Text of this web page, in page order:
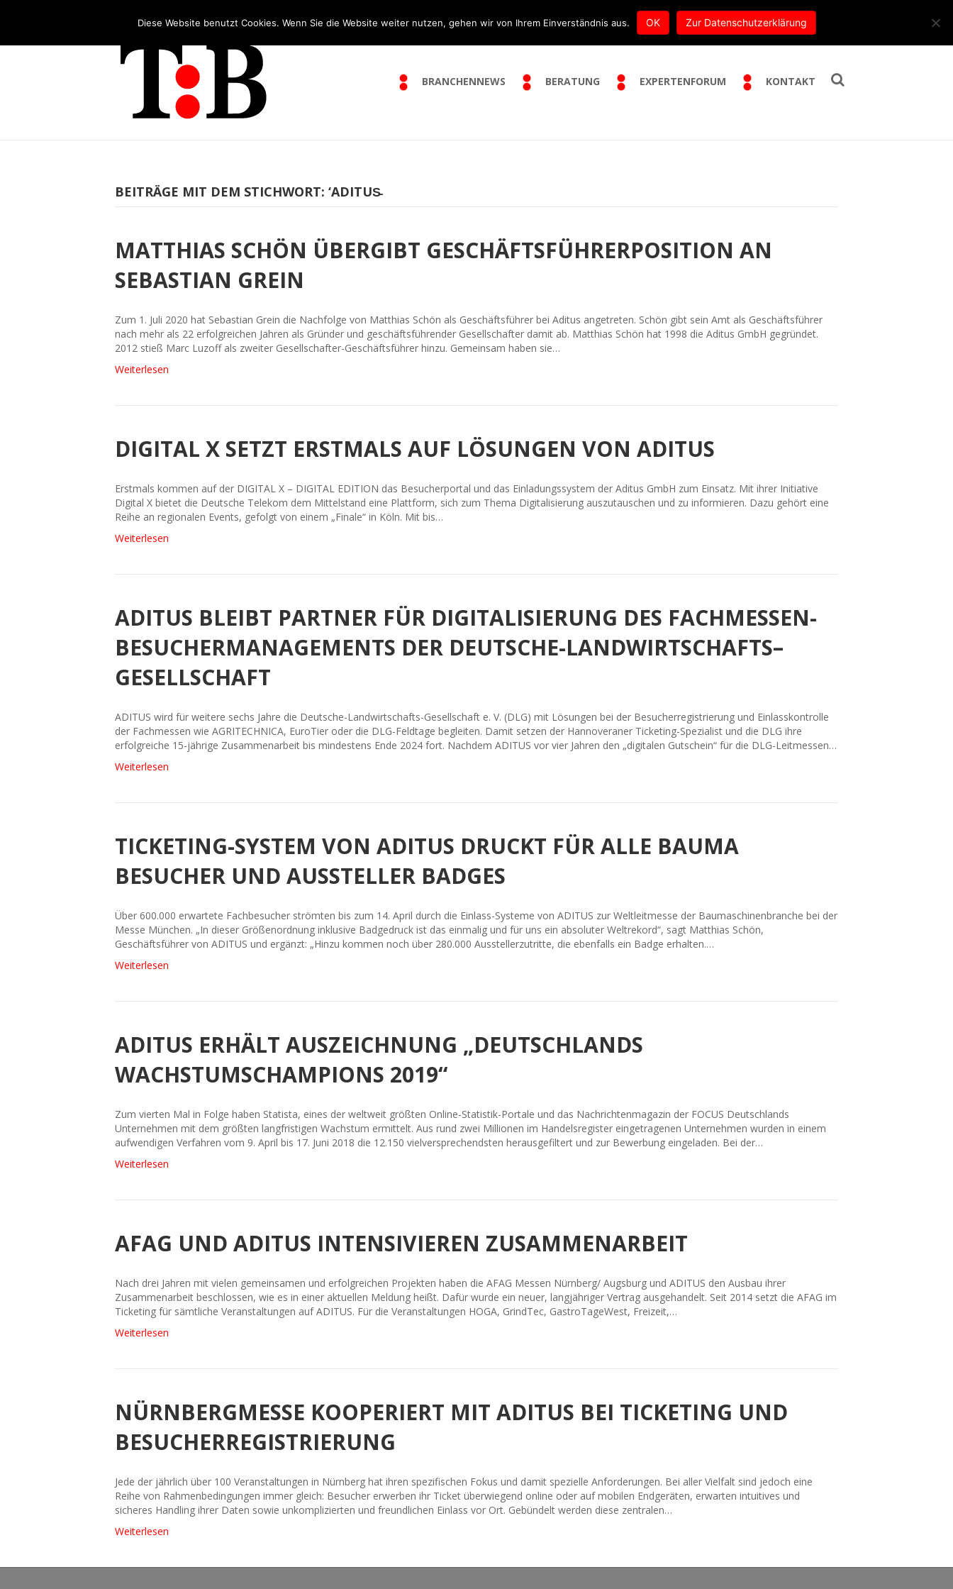
E-Mail:info@trippe-beratung.de
BRANCHENNEWS BERATUNG EXPERTENFORUM KONTAKT
BEITRÄGE MIT DEM STICHWORT: ‘ADITUS̵
MATTHIAS SCHÖN ÜBERGIBT GESCHÄFTSFÜHRERPOSITION AN
SEBASTIAN GREIN
Zum 1. Juli 2020 hat Sebastian Grein die Nachfolge von Matthias Schön als Geschäftsführer bei Aditus angetreten. Schön gibt sein Amt als Geschäftsführer
nach mehr als 22 erfolgreichen Jahren als Gründer und geschäftsführender Gesellschafter damit ab. Matthias Schön hat 1998 die Aditus GmbH gegründet.
2012 stieß Marc Luzoff als zweiter Gesellschafter-Geschäftsführer hinzu. Gemeinsam haben sie…
Weiterlesen
DIGITAL X SETZT ERSTMALS AUF LÖSUNGEN VON ADITUS
Erstmals kommen auf der DIGITAL X – DIGITAL EDITION das Besucherportal und das Einladungssystem der Aditus GmbH zum Einsatz. Mit ihrer Initiative
Digital X bietet die Deutsche Telekom dem Mittelstand eine Plattform, sich zum Thema Digitalisierung auszutauschen und zu informieren. Dazu gehört eine
Reihe an regionalen Events, gefolgt von einem „Finale“ in Köln. Mit bis…
Weiterlesen
ADITUS BLEIBT PARTNER FÜR DIGITALISIERUNG DES FACHMESSEN-
BESUCHERMANAGEMENTS DER DEUTSCHE-LANDWIRTSCHAFTS–
GESELLSCHAFT
ADITUS wird für weitere sechs Jahre die Deutsche-Landwirtschafts-Gesellschaft e. V. (DLG) mit Lösungen bei der Besucherregistrierung und Einlasskontrolle
der Fachmessen wie AGRITECHNICA, EuroTier oder die DLG-Feldtage begleiten. Damit setzen der Hannoveraner Ticketing-Spezialist und die DLG ihre
erfolgreiche 15-jährige Zusammenarbeit bis mindestens Ende 2024 fort. Nachdem ADITUS vor vier Jahren den „digitalen Gutschein“ für die DLG-Leitmessen…
Weiterlesen
TICKETING-SYSTEM VON ADITUS DRUCKT FÜR ALLE BAUMA
BESUCHER UND AUSSTELLER BADGES
Über 600.000 erwartete Fachbesucher strömten bis zum 14. April durch die Einlass-Systeme von ADITUS zur Weltleitmesse der Baumaschinenbranche bei der
Messe München. „In dieser Größenordnung inklusive Badgedruck ist das einmalig und für uns ein absoluter Weltrekord“, sagt Matthias Schön,
Geschäftsführer von ADITUS und ergänzt: „Hinzu kommen noch über 280.000 Ausstellerzutritte, die ebenfalls ein Badge erhalten.…
Weiterlesen
ADITUS ERHÄLT AUSZEICHNUNG „DEUTSCHLANDS
WACHSTUMSCHAMPIONS 2019“
Zum vierten Mal in Folge haben Statista, eines der weltweit größten Online-Statistik-Portale und das Nachrichtenmagazin der FOCUS Deutschlands
Unternehmen mit dem größten langfristigen Wachstum ermittelt. Aus rund zwei Millionen im Handelsregister eingetragenen Unternehmen wurden in einem
aufwendigen Verfahren vom 9. April bis 17. Juni 2018 die 12.150 vielversprechendsten herausgefiltert und zur Bewerbung eingeladen. Bei der…
Weiterlesen
AFAG UND ADITUS INTENSIVIEREN ZUSAMMENARBEIT
Nach drei Jahren mit vielen gemeinsamen und erfolgreichen Projekten haben die AFAG Messen Nürnberg/ Augsburg und ADITUS den Ausbau ihrer
Zusammenarbeit beschlossen, wie es in einer aktuellen Meldung heißt. Dafür wurde ein neuer, langjähriger Vertrag ausgehandelt. Seit 2014 setzt die AFAG im
Ticketing für sämtliche Veranstaltungen auf ADITUS. Für die Veranstaltungen HOGA, GrindTec, GastroTageWest, Freizeit,…
Weiterlesen
NÜRNBERGMESSE KOOPERIERT MIT ADITUS BEI TICKETING UND
BESUCHERREGISTRIERUNG
Jede der jährlich über 100 Veranstaltungen in Nürnberg hat ihren spezifischen Fokus und damit spezielle Anforderungen. Bei aller Vielfalt sind jedoch eine
Reihe von Rahmenbedingungen immer gleich: Besucher erwerben ihr Ticket überwiegend online oder auf mobilen Endgeräten, erwarten intuitives und
sicheres Handling ihrer Daten sowie unkomplizierten und freundlichen Einlass vor Ort. Gebündelt werden diese zentralen…
Weiterlesen
Diese Website benutzt Cookies. Wenn Sie die Website weiter nutzen, gehen wir von Ihrem Einverständnis aus. OK Zur Datenschutzerklärung